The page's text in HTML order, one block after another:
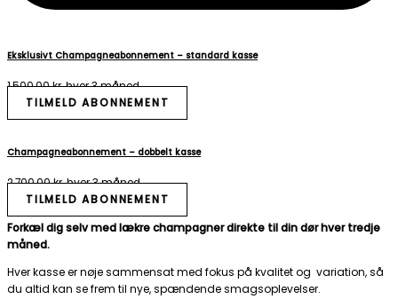
Eksklusivt Champagneabonnement – standard kasse
1.500,00kr.hver 3 måned
TILMELD ABONNEMENT
Champagneabonnement – dobbelt kasse
2.700,00kr.hver 3 måned
TILMELD ABONNEMENT
Forkæl dig selv med lækre champagner direkte til din dør hver tredje
måned.
Hver kasse er nøje sammensat med fokus på kvalitet og variation, så
du altid kan se frem til nye, spændende smagsoplevelser.